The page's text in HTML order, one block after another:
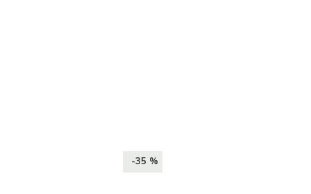
-35 %